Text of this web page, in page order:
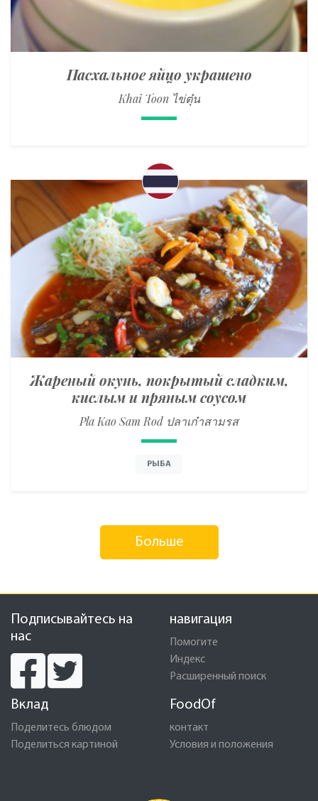
Пасхальное яйцо украшено
Khai Toon ไข่ตุ๋น
Жареный окунь, покрытый сладким,
кислым и пряным соусом
Pla Kao Sam Rod ปลาเก๋าสามรส
РЫБА
Больше
Подписывайтесь на
нас
навигация
Помогите
Индекс
Расширенный поиск
Вклад
Поделитесь блюдом
Поделиться картиной
FoodOf
контакт
Условия и положения